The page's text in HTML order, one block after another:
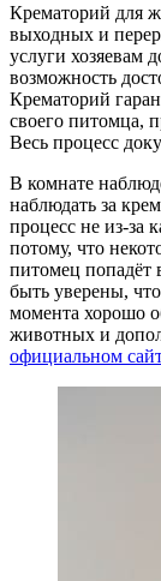
Крематорий для
выходных и
услуги хозяевам
возможность
Крематорий
своего питомца,
Весь процесс
В комнате
наблюдать за
процесс не из-за
потому, что
питомец попадёт
быть уверены,
момента хорошо
животных и
официальном